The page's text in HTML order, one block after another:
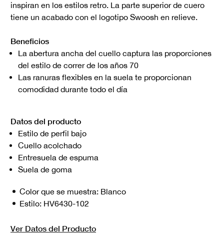
inspiran en los estilos retro. La parte superior de cuero
tiene un acabado con el logotipo Swoosh en relieve.
Beneficios
La abertura ancha del cuello captura las proporciones
del estilo de correr de los años 70
Las ranuras flexibles en la suela te proporcionan
comodidad durante todo el día
Datos del producto
Estilo de perfil bajo
Cuello acolchado
Entresuela de espuma
Suela de goma
Color que se muestra: Blanco
Estilo: HV6430-102
Ver Datos del Producto